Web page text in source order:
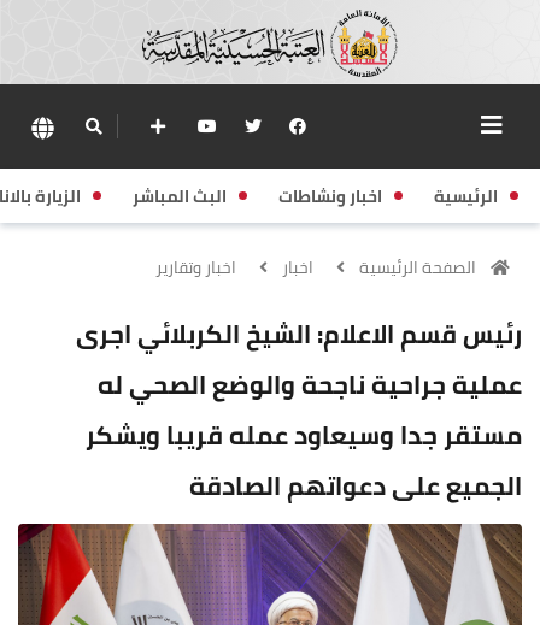
الرئيسية اخبار ونشاطات البث المباشر الزيارة
الصفحة الرئيسية اخبار اخبار وتقارير
رئيس قسم الاعلام: الشيخ الكربلائي اجرى
عملية جراحية ناجحة والوضع الصحي له
مستقر جدا وسيعاود عمله قريبا ويشكر
الجميع على دعواتهم الصادقة